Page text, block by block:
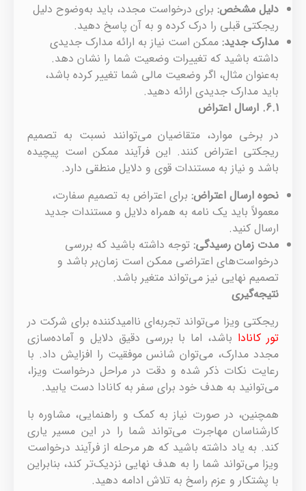
دلیل مشخص: برای درخواست مجدد، باید به‌وضوح دلیل
ریجکتی قبلی را درک کرده و به آن پاسخ دهید.
مدارک جدید: ممکن است نیاز به ارائه مدارک جدیدی
داشته باشید که تغییرات وضعیت شما را نشان دهد.
به‌عنوان مثال، اگر وضعیت مالی شما تغییر کرده باشد،
باید مدارک جدیدی ارائه دهید.
6.1. ارسال اعتراض
در برخی موارد، متقاضیان می‌توانند نسبت به تصمیم
ریجکتی اعتراض کنند. این فرآیند ممکن است پیچیده
باشد و نیاز به مستندات قوی و دلایل منطقی دارد.
نحوه ارسال اعتراض: برای اعتراض به تصمیم سفارت،
معمولاً باید یک نامه به همراه دلایل و مستندات جدید
ارسال کنید.
مدت زمان رسیدگی: توجه داشته باشید که بررسی
درخواست‌های اعتراضی ممکن است زمان‌بر باشد و
تصمیم نهایی نیز می‌تواند متغیر باشد.
نتیجه‌گیری
ریجکتی ویزا می‌تواند تجربه‌ای ناامیدکننده برای شرکت در
تور کانادا باشد، اما با بررسی دقیق دلایل و آماده‌سازی
مجدد مدارک، می‌توان شانس موفقیت را افزایش داد. با
رعایت نکات ذکر شده و دقت در مراحل درخواست ویزا،
می‌توانید به هدف خود برای سفر به کانادا دست یابید.
همچنین، در صورت نیاز به کمک و راهنمایی، مشاوره با
کارشناسان مهاجرت می‌تواند شما را در این مسیر یاری
کند. به یاد داشته باشید که هر مرحله از فرآیند درخواست
ویزا می‌تواند شما را به هدف نهایی نزدیک‌تر کند، بنابراین
با پشتکار و عزم راسخ به تلاش ادامه دهید.